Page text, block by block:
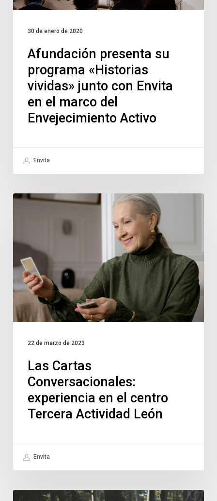
30 de enero de 2020
Afundación presenta su
programa «Historias
vividas» junto con Envita
en el marco del
Envejecimiento Activo
Envita
22 de marzo de 2023
Las Cartas
Conversacionales:
experiencia en el centro
Tercera Actividad León
Envita